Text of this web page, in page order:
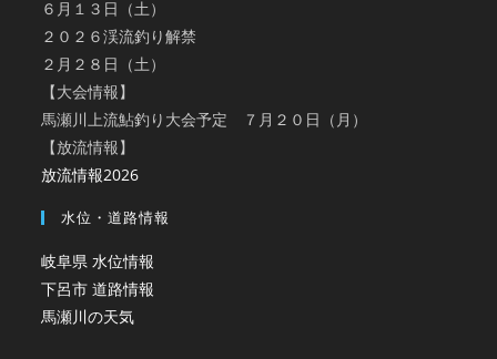
６月１３日（土）
２０２６渓流釣り解禁
２月２８日（土）
【大会情報】
馬瀬川上流鮎釣り大会予定 ７月２０日（月）
【放流情報】
放流情報2026
水位・道路情報
岐阜県 水位情報
下呂市 道路情報
馬瀬川の天気